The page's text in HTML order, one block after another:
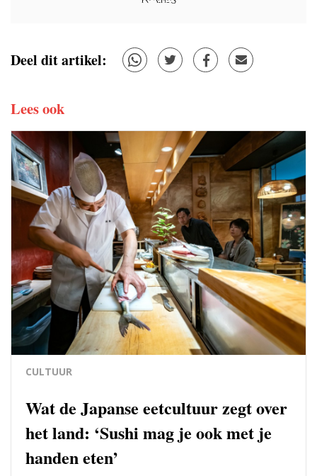
Deel dit artikel:
Lees ook
CULTUUR
Wat de Japanse eetcultuur zegt over
het land: ‘Sushi mag je ook met je
handen eten’